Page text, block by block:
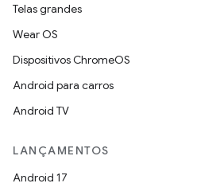
Telas grandes
Wear OS
Dispositivos ChromeOS
Android para carros
Android TV
LANÇAMENTOS
Android 17